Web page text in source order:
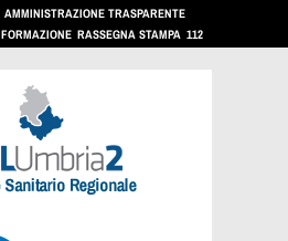
AMMINISTRAZIONE TRASPARENTE
FORMAZIONE RASSEGNA STAMPA 112